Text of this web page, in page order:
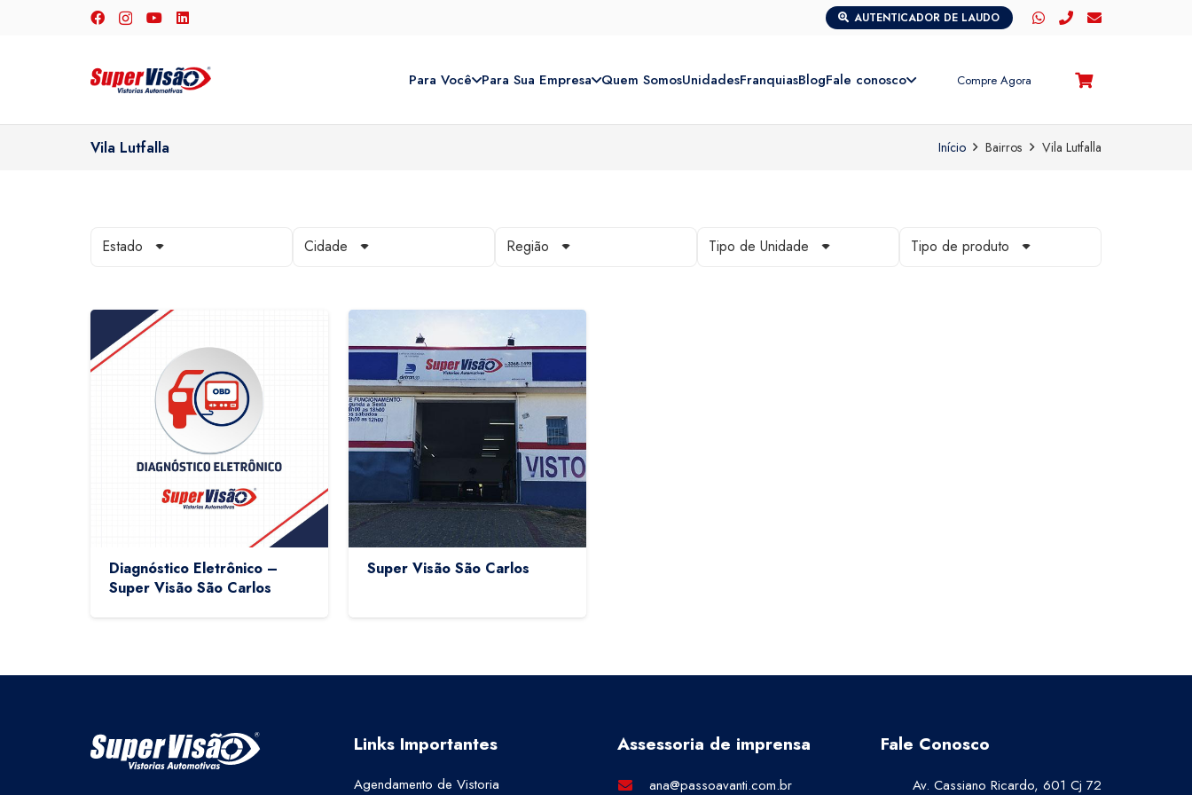
AUTENTICADOR DE LAUDO
Para Você Para Sua Empresa Quem SomosUnidadesFranquiasBlogFale conosco Compre Agora
Vila Lutfalla Início Bairros Vila Lutfalla
Estado Cidade Região Tipo de Unidade Tipo de produto
Diagnóstico Eletrônico –
Super Visão São Carlos
Super Visão São Carlos
Links Importantes
Agendamento de Vistoria
Assessoria de imprensa
ana@passoavanti.com.br
Fale Conosco
Av. Cassiano Ricardo, 601 Cj 72